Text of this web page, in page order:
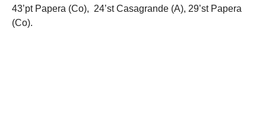
43’pt Papera (Co), 24’st Casagrande (A), 29’st Papera
(Co).